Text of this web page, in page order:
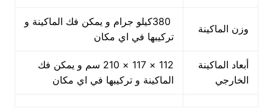
وزن الماكينة
380كيلو جرام و يمكن فك الماكينة و
تركيبها في اي مكان
أبعاد الماكينة
الخارجي
112 × 117 × 210 سم و يمكن فك
الماكينة و تركيبها في اي مكان